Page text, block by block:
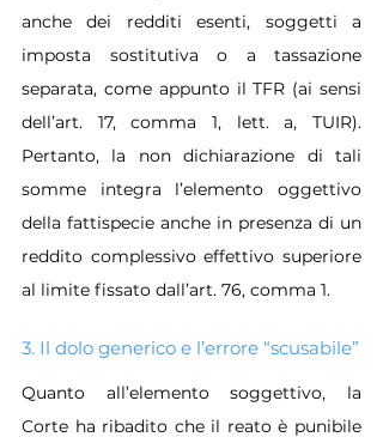
anche dei redditi esenti, soggetti a
imposta sostitutiva o a tassazione
separata, come appunto il TFR (ai sensi
dell’art. 17, comma 1, lett. a, TUIR).
Pertanto, la non dichiarazione di tali
somme integra l’elemento oggettivo
della fattispecie anche in presenza di un
reddito complessivo effettivo superiore
al limite fissato dall’art. 76, comma 1.
3. Il dolo generico e l’errore “scusabile”
Quanto all’elemento soggettivo, la
Corte ha ribadito che il reato è punibile